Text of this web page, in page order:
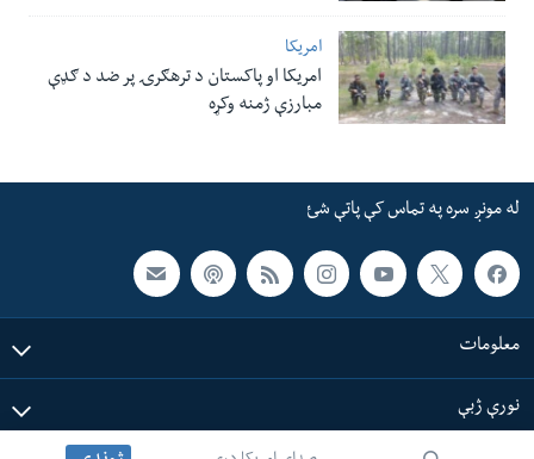
امریکا
امریکا او پاکستان د ترهګرۍ پر ضد د ګډې
مبارزې ژمنه وکړه
له مونږ سره په تماس کې پاتې شئ
معلومات
نورې ژبې